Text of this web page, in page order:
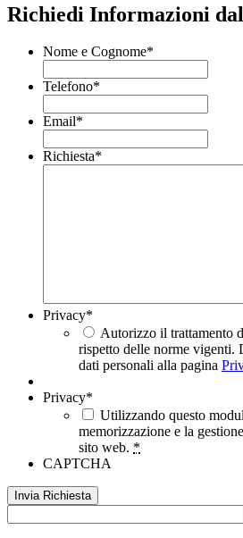
Richiedi Informazioni
Nome e Cognome*
Telefono*
Email*
Richiesta*
Privacy*
Autorizzo il trattamento
rispetto delle norme vigenti.
dati personali alla pagina
Privacy*
Utilizzando questo
memorizzazione e la
sito web. *
CAPTCHA